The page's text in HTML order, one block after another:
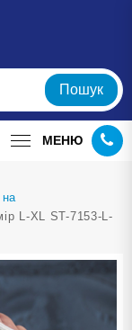
Пошук
МЕНЮ
L-XL ST-7153-L-